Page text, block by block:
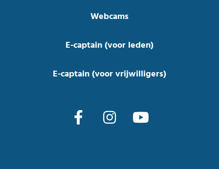
Webcams
E-captain (voor leden)
E-captain (voor vrijwilligers)